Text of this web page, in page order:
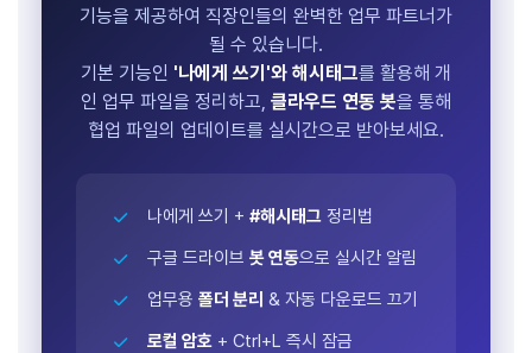
기능을 제공하여 직장인들의 완벽한 업무 파트너가
될 수 있습니다.
기본 기능인 '나에게 쓰기'와 해시태그를 활용해 개
인 업무 파일을 정리하고, 클라우드 연동 봇을 통해
협업 파일의 업데이트를 실시간으로 받아보세요.
나에게 쓰기 + #해시태그 정리법
구글 드라이브 봇 연동으로 실시간 알림
업무용 폴더 분리 & 자동 다운로드 끄기
로컬 암호 + Ctrl+L 즉시 잠금